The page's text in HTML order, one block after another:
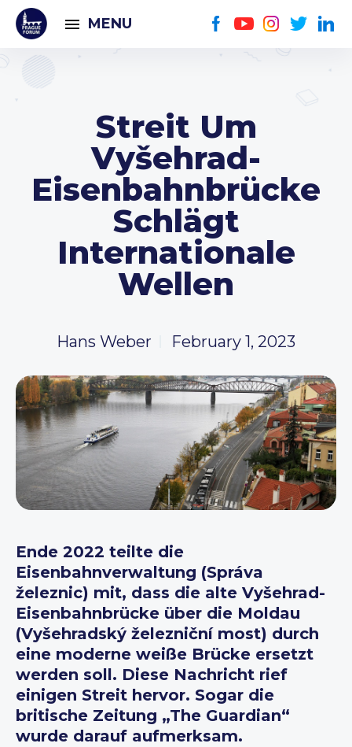
MENU
Streit Um
Vyšehrad-
Eisenbahnbrücke
Schlägt
Internationale
Wellen
Hans Weber February 1, 2023
Ende 2022 teilte die
Eisenbahnverwaltung (Správa
železnic) mit, dass die alte Vyšehrad-
Eisenbahnbrücke über die Moldau
(Vyšehradský železniční most) durch
eine moderne weiße Brücke ersetzt
werden soll. Diese Nachricht rief
einigen Streit hervor. Sogar die
britische Zeitung „The Guardian“
wurde darauf aufmerksam.